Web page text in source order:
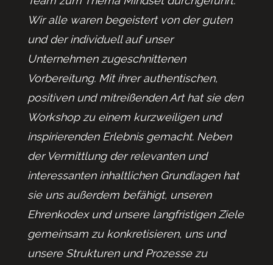
Wir alle waren begeistert von der guten
und der individuell auf unser
Unternehmen zugeschnittenen
Vorbereitung. Mit ihrer authentischen,
positiven und mitreißenden Art hat sie den
Workshop zu einem kurzweiligen und
inspirierenden Erlebnis gemacht. Neben
der Vermittlung der relevanten und
interessanten inhaltlichen Grundlagen hat
sie uns außerdem befähigt, unseren
Ehrenkodex und unsere langfristigen Ziele
gemeinsam zu konkretisieren, uns und
unsere Strukturen und Prozesse zu